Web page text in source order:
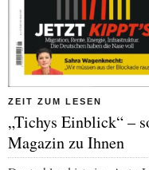
ZEIT ZUM LESEN
„Tichys Einblick“ –
Magazin zu Ihnen